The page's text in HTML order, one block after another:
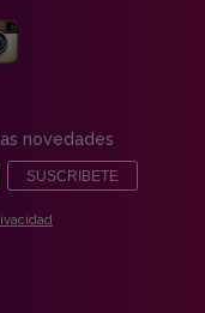
novedades
SUSCRIBETE